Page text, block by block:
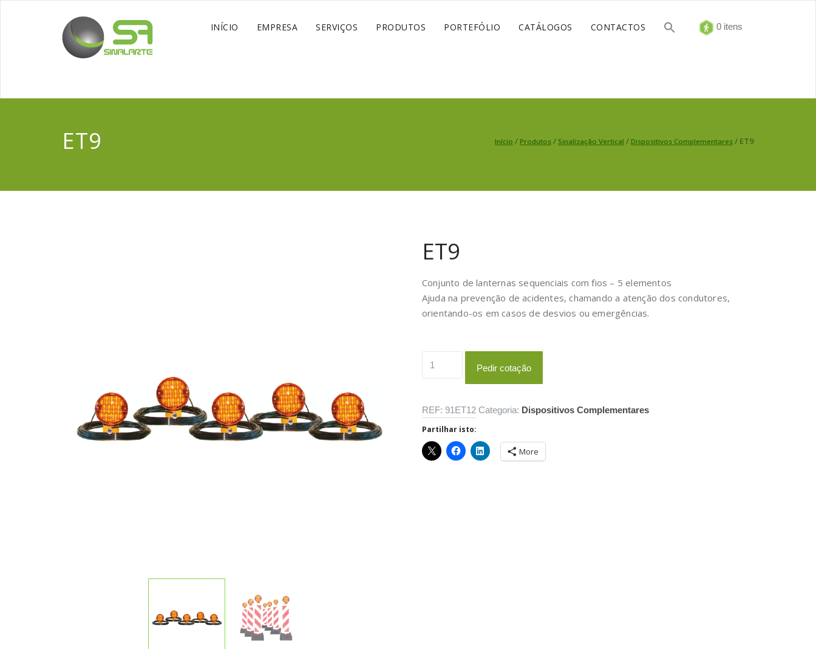
INÍCIO EMPRESA SERVIÇOS PRODUTOS PORTEFÓLIO CATÁLOGOS CONTACTOS 0 itens
ET9 Início / Produtos / Sinalização Vertical / Dispositivos Complementares / ET9
ET9
Conjunto de lanternas sequenciais com fios – 5 elementos
Ajuda na prevenção de acidentes, chamando a atenção dos condutores,
orientando-os em casos de desvios ou emergências.
Pedir cotação
REF: 91ET12 Categoria: Dispositivos Complementares
Partilhar isto:
More